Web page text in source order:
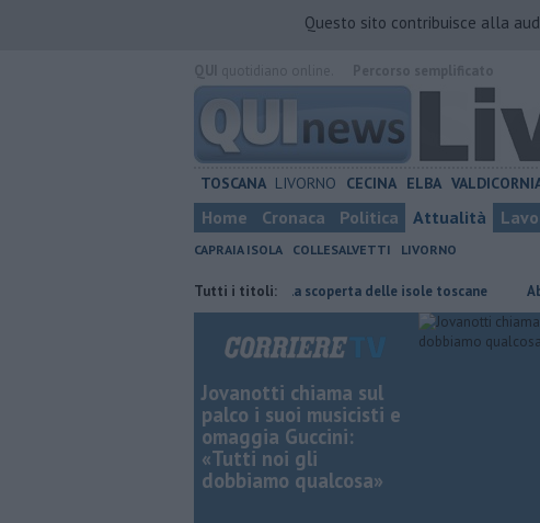
Questo sito contribuisce alla
TOSCANA LIVORNO CECINA ELBA
Home Cronaca Politica Attualità
CAPRAIA ISOLA COLLESALVETTI LIVORNO
Tutti i titoli:
Gara podistica alla scoperta delle isole toscane Abiti
Jovanotti chiama sul
palco i suoi musicisti e
omaggia Guccini:
«Tutti noi gli
dobbiamo qualcosa»